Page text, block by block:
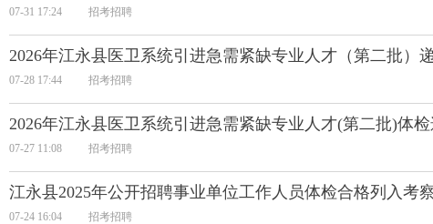
07-31 17:24 招考招聘
2026年江永县医卫系统引进急需紧缺专业人才（第二批）
07-28 17:44 招考招聘
2026年江永县医卫系统引进急需紧缺专业人才(第二批)体
07-27 11:08 招考招聘
江永县2025年公开招聘事业单位工作人员体检合格列入考
07-24 16:04 招考招聘